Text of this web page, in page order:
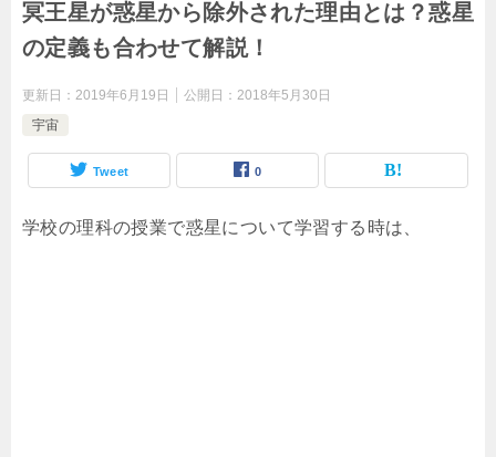
冥王星が惑星から除外された理由とは？惑星
の定義も合わせて解説！
更新日： 2019年6月19日 公開日： 2018年5月30日
宇宙
Tweet 0
学校の理科の授業で惑星について学習する時は、